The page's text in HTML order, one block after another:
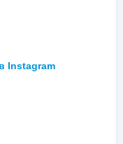
Instagram